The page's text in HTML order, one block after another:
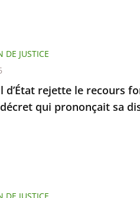
d’État rejette le recours
qui prononçait sa
DE JUSTICE